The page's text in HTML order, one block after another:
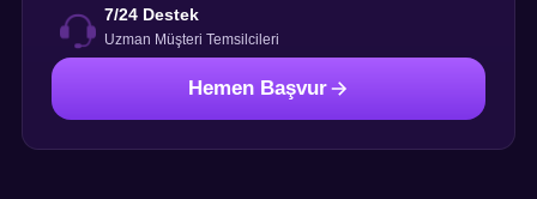
7/24 Destek
Uzman Müşteri Temsilcileri
Hemen Başvur